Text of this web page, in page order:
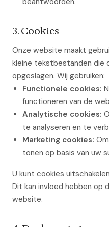
3. Cookies
Onze website maakt
kleine tekstbestanden die
opgeslagen. Wij gebruiken:
Functionele cookies:
functioneren van de
Analytische cookies:
te analyseren en te
Marketing cookies:
tonen op basis van uw
U kunt cookies
Dit kan invloed hebben op
website.